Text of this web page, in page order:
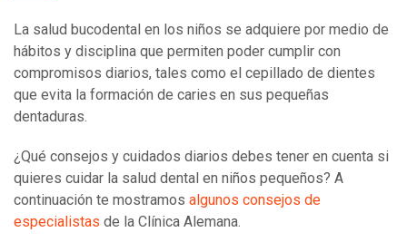
La salud bucodental en los niños se adquiere por medio de
hábitos y disciplina que permiten poder cumplir con
compromisos diarios, tales como el cepillado de dientes
que evita la formación de caries en sus pequeñas
dentaduras.
¿Qué consejos y cuidados diarios debes tener en cuenta si
quieres cuidar la salud dental en niños pequeños? A
continuación te mostramos algunos consejos de
especialistas de la Clínica Alemana.